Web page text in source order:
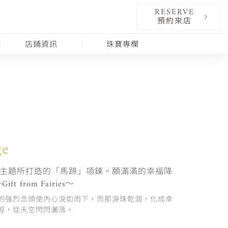
RESERVE
預約來店
店鋪資訊 珠寶專欄
題所打造的「馬蹄」項鍊。願滿滿的幸福降
from Fairies～
強烈念頭使內心淚如雨下。而那淚珠乾涸，化成幸
從天空閃閃灑落。